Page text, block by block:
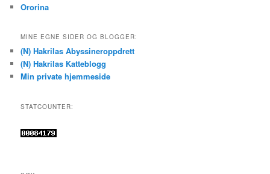
Ororina
MINE EGNE SIDER OG BLOGGER:
(N) Hakrilas Abyssineroppdrett
(N) Hakrilas Katteblogg
Min private hjemmeside
STATCOUNTER: